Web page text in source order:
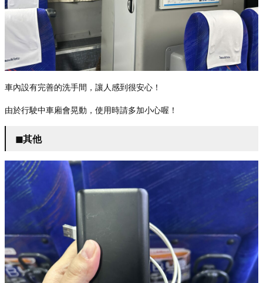
車內設有完善的洗手間，讓人感到很安心！
由於行駛中車廂會晃動，使用時請多加小心喔！
◼︎其他